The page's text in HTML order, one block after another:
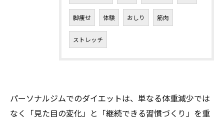
脚痩せ 体験 おしり 筋肉
ストレッチ
パーソナルジムでのダイエットは、単なる体重減少では
なく「見た目の変化」と「継続できる習慣づくり」を重